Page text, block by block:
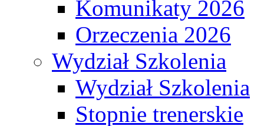
Komunikaty 2026
Orzeczenia 2026
Wydział Szkolenia
Wydział Szkolenia
Stopnie trenerskie